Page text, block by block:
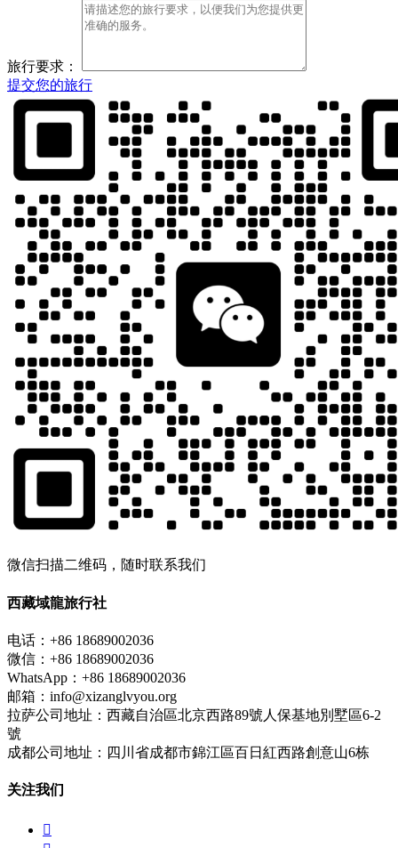
旅行要求：
提交您的旅行
微信扫描二维码，随时联系我们
西藏域龍旅行社
电话：+86 18689002036
微信：+86 18689002036
WhatsApp：+86 18689002036
邮箱：info@xizanglvyou.org
拉萨公司地址：西藏自治區北京西路89號人保基地別墅區6-2
號
成都公司地址：四川省成都市錦江區百日紅西路創意山6栋
关注我们
